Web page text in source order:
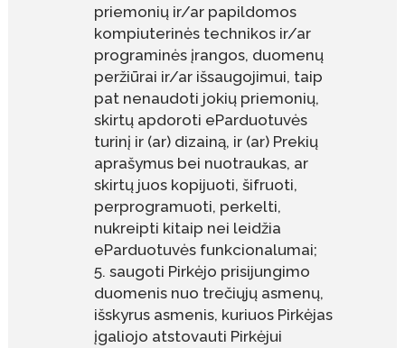
priemonių ir/ar papildomos
kompiuterinės technikos ir/ar
programinės įrangos, duomenų
peržiūrai ir/ar išsaugojimui, taip
pat nenaudoti jokių priemonių,
skirtų apdoroti eParduotuvės
turinį ir (ar) dizainą, ir (ar) Prekių
aprašymus bei nuotraukas, ar
skirtų juos kopijuoti, šifruoti,
perprogramuoti, perkelti,
nukreipti kitaip nei leidžia
eParduotuvės funkcionalumai;
saugoti Pirkėjo prisijungimo
duomenis nuo trečiųjų asmenų,
išskyrus asmenis, kuriuos Pirkėjas
įgaliojo atstovauti Pirkėjui